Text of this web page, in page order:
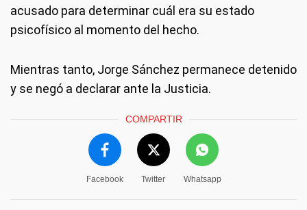
acusado para determinar cuál era su estado
psicofísico al momento del hecho.
Mientras tanto, Jorge Sánchez permanece detenido
y se negó a declarar ante la Justicia.
COMPARTIR
Facebook Twitter Whatsapp